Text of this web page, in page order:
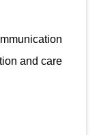
and care